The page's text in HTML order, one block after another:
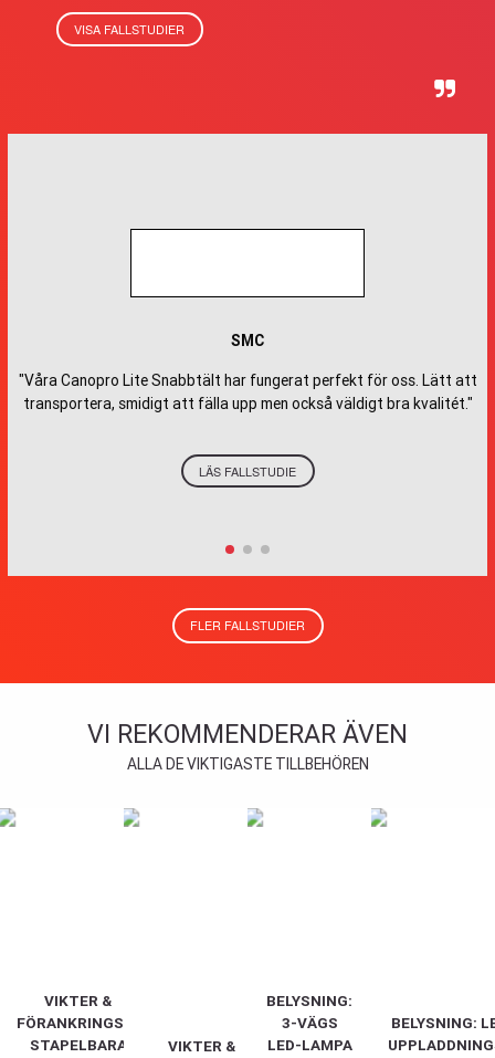
VISA FALLSTUDIER
SMC
"Våra Canopro Lite Snabbtält har fungerat perfekt för oss. Lätt att
transportera, smidigt att fälla upp men också väldigt bra kvalitét."
LÄS FALLSTUDIE
FLER FALLSTUDIER
VI REKOMMENDERAR ÄVEN
ALLA DE VIKTIGASTE TILLBEHÖREN
VIKTER &
FÖRANKRINGSKIT:
STAPELBARA
VIKTER &
BELYSNING:
3-VÄGS
LED-LAMPA
BELYSNING: